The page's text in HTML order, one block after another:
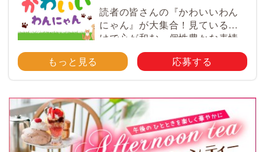
読者の皆さんの『かわいいわん
にゃん』が大集合！見ているだ
けで心が和む、個性豊かな表情
やとっておきのエピソードが満
載♪ ペットのかわいい写真を大
話・スマホ等で撮影 […]
もっと見る 応募する